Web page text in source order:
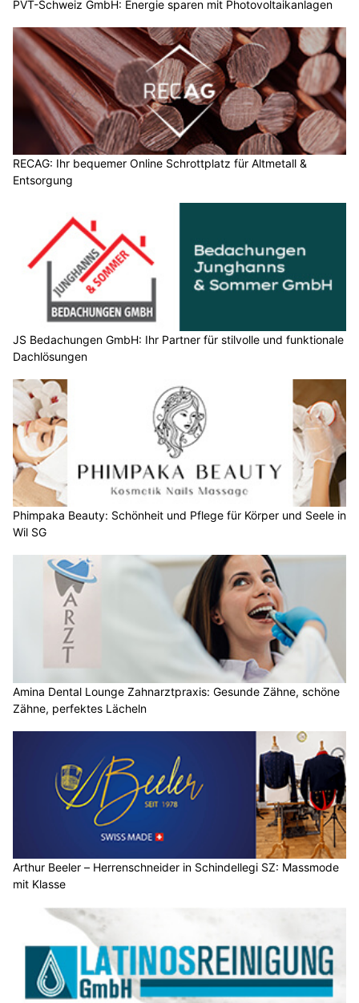
PVT-Schweiz GmbH: Energie sparen mit Photovoltaikanlagen
RECAG: Ihr bequemer Online Schrottplatz für Altmetall &
Entsorgung
JS Bedachungen GmbH: Ihr Partner für stilvolle und funktionale
Dachlösungen
Phimpaka Beauty: Schönheit und Pflege für Körper und Seele in
Wil SG
Amina Dental Lounge Zahnarztpraxis: Gesunde Zähne, schöne
Zähne, perfektes Lächeln
Arthur Beeler – Herrenschneider in Schindellegi SZ: Massmode
mit Klasse